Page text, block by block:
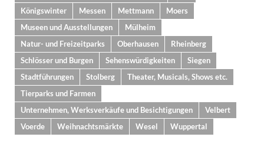
Königswinter
Messen Mettmann
Moers
Museen und Ausstellungen
Mülheim
Natur- und Freizeitparks
Oberhausen
Rheinberg
Schlösser und Burgen
Sehenswürdigkeiten
Siegen
Stadtführungen
Stolberg
Theater, Musicals, Shows etc.
Tierparks und Farmen
Unternehmen, Werksverkäufe und Besichtigungen
Velbert
Voerde
Weihnachtsmärkte Wesel Wuppertal